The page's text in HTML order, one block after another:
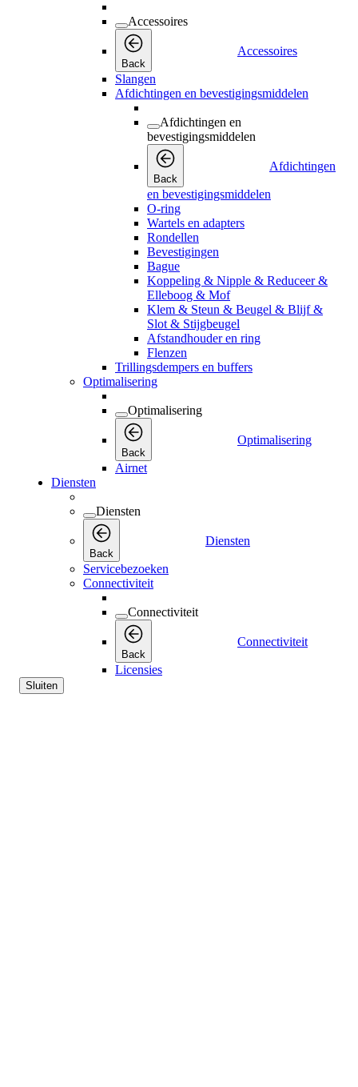
Accessoires
Back
Accessoires
Slangen
Afdichtingen en bevestigingsmiddelen
Afdichtingen en
bevestigingsmiddelen
Back
Afdichtingen
en bevestigingsmiddelen
O-ring
Wartels en adapters
Rondellen
Bevestigingen
Bague
Koppeling & Nipple & Reduceer &
Elleboog & Mof
Klem & Steun & Beugel & Blijf &
Slot & Stijgbeugel
Afstandhouder en ring
Flenzen
Trillingsdempers en buffers
Optimalisering
Optimalisering
Back
Optimalisering
Airnet
Diensten
Diensten
Back
Diensten
Servicebezoeken
Connectiviteit
Connectiviteit
Back
Connectiviteit
Licensies
Sluiten